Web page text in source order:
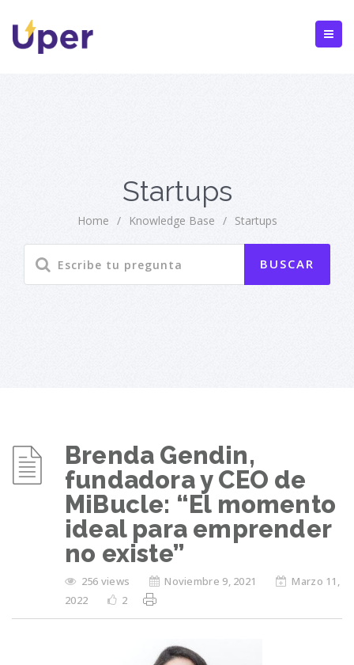
Startups
Home / Knowledge Base / Startups
Brenda Gendin,
fundadora y CEO de
MiBucle: “El momento
ideal para emprender
no existe”
256 views Noviembre 9, 2021
Marzo 11,
2022
2